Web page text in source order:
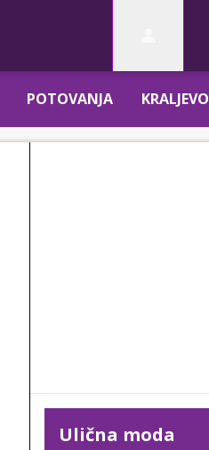
POTOVANJA KRALJEVO
Ulična moda